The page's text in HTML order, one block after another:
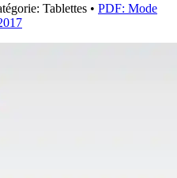
Tablettes • PDF: Mode